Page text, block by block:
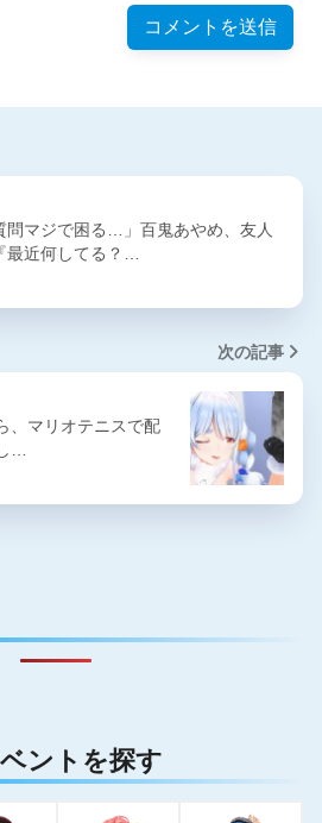
問マジで困る…」百鬼あやめ、友人
最近何してる？…
次の記事
、マリオテニスで配
…
ントを探す